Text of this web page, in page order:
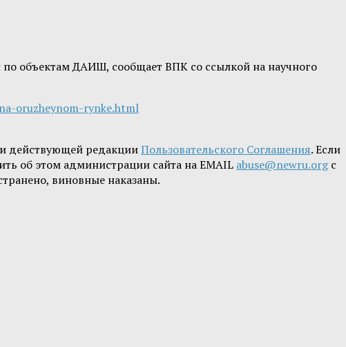
объектам ДАИШ, сообщает ВПК со ссылкой на научного
oruzheynom-rynke.html
действующей редакцииПользовательского Соглашения. Если
об этом администрации сайта на EMAIL abuse@newru.orgс
виновные наказаны.